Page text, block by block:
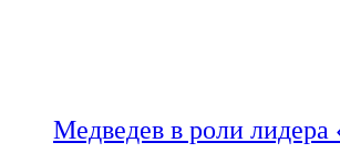
Медведев в роли лидера